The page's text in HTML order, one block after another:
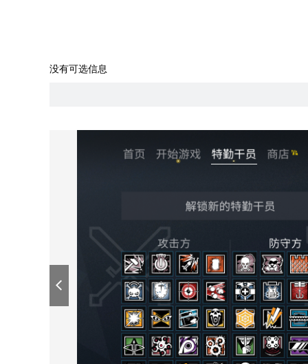
没有可选信息